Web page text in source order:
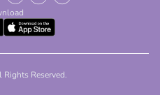
Reserved.